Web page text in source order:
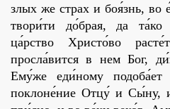
злых же страх и боя́знь, во
твори́ти до́брая, да та́ко
ца́рство Христо́во
просла́вится в нем Бог,
Ему́же еди́ному подоба́ет
поклоне́ние Отцу́ и Сы́ну,